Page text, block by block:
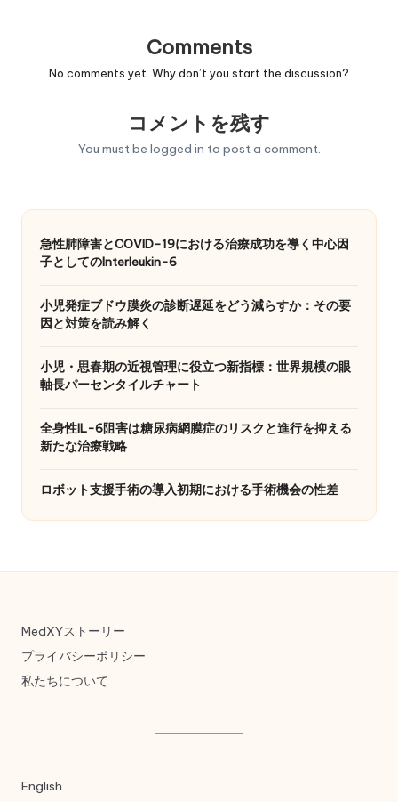
Comments
No comments yet. Why don’t you start the discussion?
コメントを残す
You must be logged in to post a comment.
急性肺障害とCOVID-19における治療成功を導く中心因
子としてのInterleukin-6
小児発症ブドウ膜炎の診断遅延をどう減らすか：その要
因と対策を読み解く
小児・思春期の近視管理に役立つ新指標：世界規模の眼
軸長パーセンタイルチャート
全身性IL-6阻害は糖尿病網膜症のリスクと進行を抑える
新たな治療戦略
ロボット支援手術の導入初期における手術機会の性差
MedXYストーリー
プライバシーポリシー
私たちについて
English